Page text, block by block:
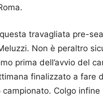
travagliata pre-
Non è peraltro
prima dell’avvio del
finalizzato a fare
Colgo infine